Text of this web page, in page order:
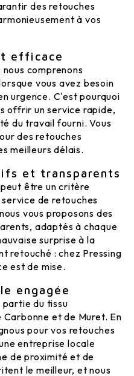
des retouches
à vos
efficace
comprenons
vous avez besoin
urgence. C'est pourquoi
offrir un service rapide,
du travail fourni. Vous
des retouches
meilleurs délais.
et transparents
être un critère
de retouches
vous proposons des
adaptés à chaque
surprise à la
retouché : chez Pressing
est de mise.
engagée
partie du tissu
et de Muret. En
pour vos retouches
entreprise locale
de proximité et de
le meilleur, et nous